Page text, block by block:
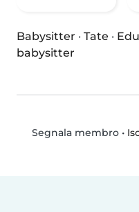
Babysitter · Tate ·
babysitter
Segnala membro•